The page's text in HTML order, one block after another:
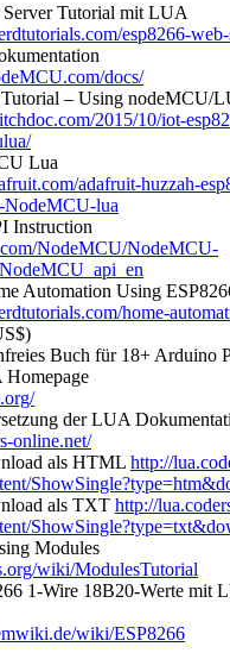
Server Tutorial mit LUA
esp8266-
docs/
– Using nodeMCU/
2015/10/iot-
Lua
adafruit-huzzah-
NodeMCU-lua
Instruction
NodeMCU/NodeMCU-
Automation Using
home-
Buch für 18+ Arduino
der LUA
online.net/
als HTML http://
als TXT http://
Modules
wiki/ModulesTutorial
1-Wire 18B20-Werte mit
wiki/ESP8266